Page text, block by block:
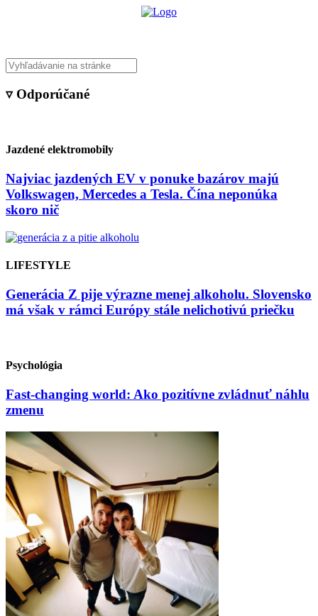
▿ Odporúčané
Jazdené elektromobily
Najviac jazdených EV v ponuke bazárov majú
Volkswagen, Mercedes a Tesla. Čína neponúka
skoro nič
LIFESTYLE
Generácia Z pije výrazne menej alkoholu. Slovensko
má však v rámci Európy stále nelichotivú priečku
Psychológia
Fast-changing world: Ako pozitívne zvládnuť náhlu
zmenu